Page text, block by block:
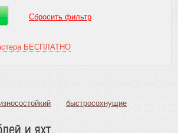
основания
материалы
Сбросить фильтр
БЕСПЛАТНО
износостойкий
быстросохнущие
износостойкие (водные)